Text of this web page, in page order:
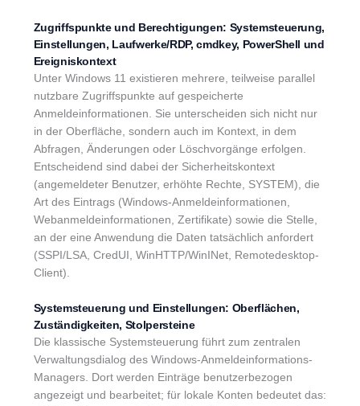
Zugriffspunkte und Berechtigungen: Systemsteuerung,
Einstellungen, Laufwerke/RDP, cmdkey, PowerShell und
Ereigniskontext
Unter Windows 11 existieren mehrere, teilweise parallel
nutzbare Zugriffspunkte auf gespeicherte
Anmeldeinformationen. Sie unterscheiden sich nicht nur
in der Oberfläche, sondern auch im Kontext, in dem
Abfragen, Änderungen oder Löschvorgänge erfolgen.
Entscheidend sind dabei der Sicherheitskontext
(angemeldeter Benutzer, erhöhte Rechte, SYSTEM), die
Art des Eintrags (Windows-Anmeldeinformationen,
Webanmeldeinformationen, Zertifikate) sowie die Stelle,
an der eine Anwendung die Daten tatsächlich anfordert
(SSPI/LSA, CredUI, WinHTTP/WinINet, Remotedesktop-
Client).
Systemsteuerung und Einstellungen: Oberflächen,
Zuständigkeiten, Stolpersteine
Die klassische Systemsteuerung führt zum zentralen
Verwaltungsdialog des Windows-Anmeldeinformations-
Managers. Dort werden Einträge benutzerbezogen
angezeigt und bearbeitet; für lokale Konten bedeutet das: